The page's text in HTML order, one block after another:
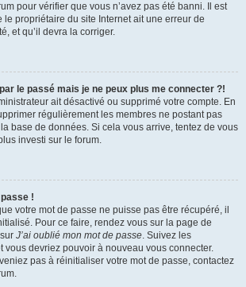
pour vérifier que vous n’avez pas été banni. Il est
propriétaire du site Internet ait une erreur de
et qu’il devra la corriger.
le passé mais je ne peux plus me connecter ?!
ait désactivé ou supprimé votre compte. En
régulièrement les membres ne postant pas
base de données. Si cela vous arrive, tentez de vous
investi sur le forum.
!
votre mot de passe ne puisse pas être récupéré, il
Pour ce faire, rendez vous sur la page de
J’ai oublié mon mot de passe. Suivez les
vous devriez pouvoir à nouveau vous connecter.
pas à réinitialiser votre mot de passe, contactez